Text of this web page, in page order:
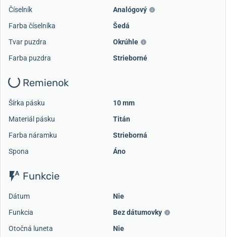
Číselník
Analógový
Farba číselníka
Šedá
Tvar puzdra
Okrúhle
Farba puzdra
Strieborné
Remienok
Šírka pásku
10 mm
Materiál pásku
Titán
Farba náramku
Strieborná
Spona
Áno
Funkcie
Dátum
Nie
Funkcia
Bez dátumovky
Otočná luneta
Nie